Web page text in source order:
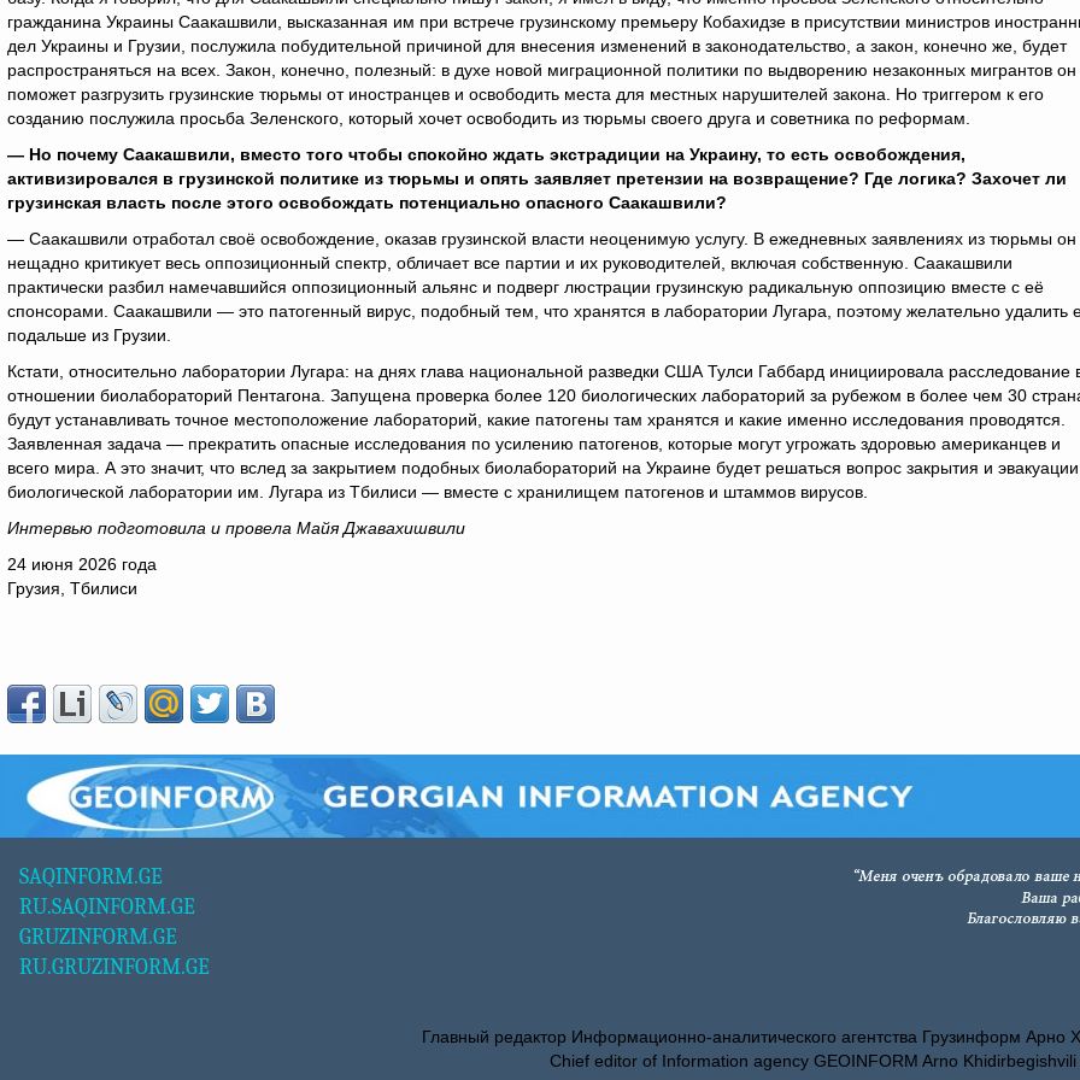
гражданина Украины Саакашвили, высказанная им при встрече грузинскому премьеру Кобахидзе в присутствии министров
дел Украины и Грузии, послужила побудительной причиной для внесения изменений в законодательство, а закон, конечно же, будет
распространяться на всех. Закон, конечно, полезный: в духе новой миграционной политики по выдворению незаконных мигрантов он
поможет разгрузить грузинские тюрьмы от иностранцев и освободить места для местных нарушителей закона. Но триггером к его
созданию послужила просьба Зеленского, который хочет освободить из тюрьмы своего друга и советника по реформам.
— Но почему Саакашвили, вместо того чтобы спокойно ждать экстрадиции на Украину, то есть освобождения,
активизировался в грузинской политике из тюрьмы и опять заявляет претензии на возвращение? Где логика? Захочет ли
грузинская власть после этого освобождать потенциально опасного Саакашвили?
— Саакашвили отработал своё освобождение, оказав грузинской власти неоценимую услугу. В ежедневных заявлениях из тюрьмы он
нещадно критикует весь оппозиционный спектр, обличает все партии и их руководителей, включая собственную. Саакашвили
практически разбил намечавшийся оппозиционный альянс и подверг люстрации грузинскую радикальную оппозицию вместе с её
спонсорами. Саакашвили — это патогенный вирус, подобный тем, что хранятся в лаборатории Лугара, поэтому желательно удалить
подальше из Грузии.
Кстати, относительно лаборатории Лугара: на днях глава национальной разведки США Тулси Габбард инициировала расследование
отношении биолабораторий Пентагона. Запущена проверка более 120 биологических лабораторий за рубежом в более чем 30
будут устанавливать точное местоположение лабораторий, какие патогены там хранятся и какие именно исследования проводятся.
Заявленная задача — прекратить опасные исследования по усилению патогенов, которые могут угрожать здоровью американцев и
всего мира. А это значит, что вслед за закрытием подобных биолабораторий на Украине будет решаться вопрос закрытия и эвакуации
биологической лаборатории им. Лугара из Тбилиси — вместе с хранилищем патогенов и штаммов вирусов.
Интервью подготовила и провела Майя Джавахишвили
24 июня 2026 года
Грузия, Тбилиси
SAQINFORM.GE
RU.SAQINFORM.GE
GRUZINFORM.GE
RU.GRUZINFORM.GE
Главный редактор Информационно-аналитического агентства Грузинформ Арно
Chief editor of Information agency GEOINFORM Arno Khidirbegishvili